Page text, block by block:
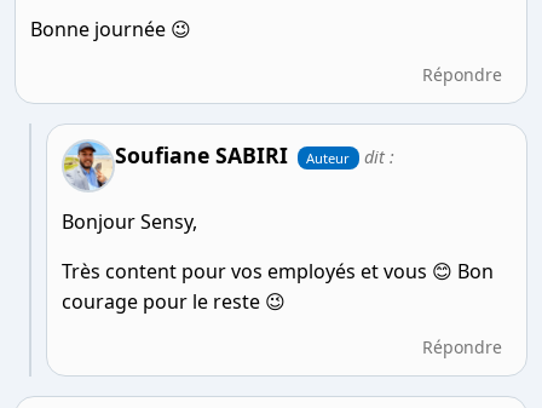
Bonne journée 😉
Répondre
Soufiane SABIRI Auteur dit :
Bonjour Sensy,
Très content pour vos employés et vous 😊 Bon
courage pour le reste 😉
Répondre